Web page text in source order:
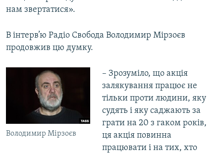
нам звертатися».
В інтерв’ю Радіо Свобода Володимир Мірзоєв
продовжив цю думку.
Володимир Мірзоєв
– Зрозуміло, що акція
залякування працює не
тільки проти людини, яку
судять і яку саджають за
грати на 20 з гаком років,
ця акція повинна
працювати і на тих, хто